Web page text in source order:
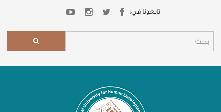
تابعونا في: